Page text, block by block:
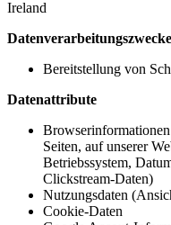
Ireland
Datenverarbeitungszwecke
Bereitstellung von
Datenattribute
Seiten, auf unserer
Betriebssystem,
Clickstream-Daten)
Nutzungsdaten
Cookie-Daten